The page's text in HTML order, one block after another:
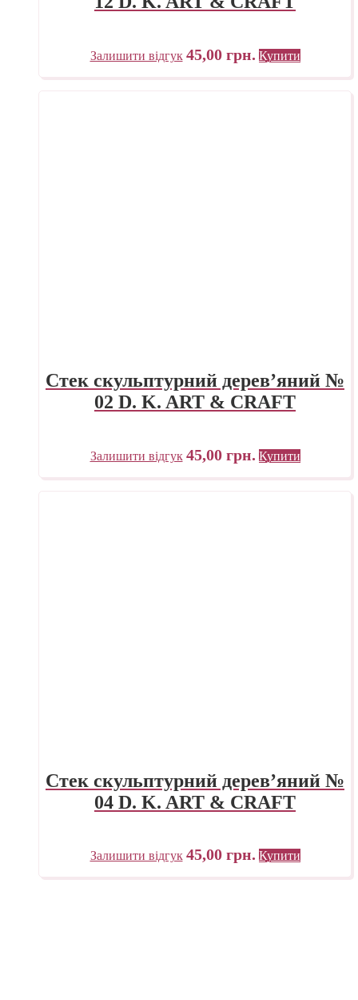
Залишити відгук 45,00 грн. Купити
Стек скульптурний дерев’яний №
02 D. K. ART & CRAFT
Залишити відгук 45,00 грн. Купити
Стек скульптурний дерев’яний №
04 D. K. ART & CRAFT
Залишити відгук 45,00 грн. Купити